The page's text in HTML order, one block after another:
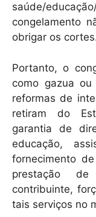
saúde/
congelamento
obrigar os
Portanto, o
como gazua
reformas de
retiram do
garantia de
educação,
fornecimento
prestação
contribuinte,
tais serviços no